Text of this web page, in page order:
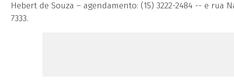
Hebert de Souza – agendamento: (15) 3222-2484 -- e rua
7333.